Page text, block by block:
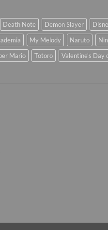
Death Note Demon Slayer
My Melody Naruto
Mario Totoro Valentine's Day